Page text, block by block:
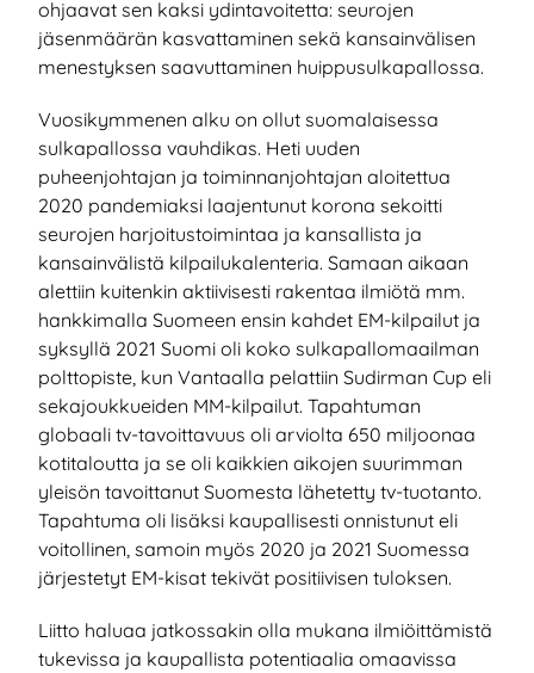
ohjaavat sen kaksi ydintavoitetta: seurojen
jäsenmäärän kasvattaminen sekä kansainvälisen
menestyksen saavuttaminen huippusulkapallossa.
Vuosikymmenen alku on ollut suomalaisessa
sulkapallossa vauhdikas. Heti uuden
puheenjohtajan ja toiminnanjohtajan aloitettua
2020 pandemiaksi laajentunut korona sekoitti
seurojen harjoitustoimintaa ja kansallista ja
kansainvälistä kilpailukalenteria. Samaan aikaan
alettiin kuitenkin aktiivisesti rakentaa ilmiötä mm.
hankkimalla Suomeen ensin kahdet EM-kilpailut ja
syksyllä 2021 Suomi oli koko sulkapallomaailman
polttopiste, kun Vantaalla pelattiin Sudirman Cup eli
sekajoukkueiden MM-kilpailut. Tapahtuman
globaali tv-tavoittavuus oli arviolta 650 miljoonaa
kotitaloutta ja se oli kaikkien aikojen suurimman
yleisön tavoittanut Suomesta lähetetty tv-tuotanto.
Tapahtuma oli lisäksi kaupallisesti onnistunut eli
voitollinen, samoin myös 2020 ja 2021 Suomessa
järjestetyt EM-kisat tekivät positiivisen tuloksen.
Liitto haluaa jatkossakin olla mukana ilmiöittämistä
tukevissa ja kaupallista potentiaalia omaavissa